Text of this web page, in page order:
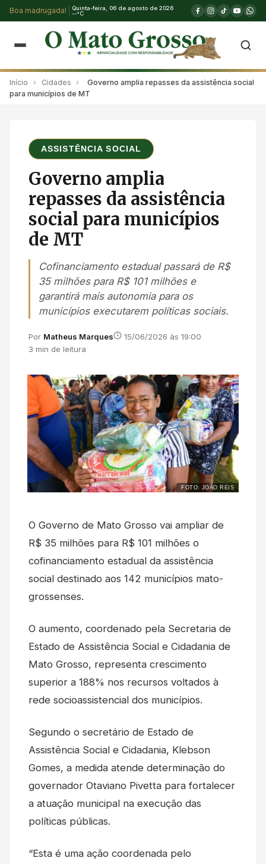
Boa madrugada!
Quinta-feira, 06 de agosto de 2026
--°C
Início › Cidades ›
Governo amplia repasses da assistência social
para municípios de MT
ASSISTÊNCIA SOCIAL
Governo amplia
repasses da assistência
social para municípios
de MT
Cofinanciamento estadual passará de R$
35 milhões para R$ 101 milhões e
garantirá mais autonomia para os
municípios executarem políticas sociais.
Por Matheus Marques
15/06/2026 às 19:00
3 min de leitura
FOTO: JOÃO REIS
O Governo de Mato Grosso vai ampliar de
R$ 35 milhões para R$ 101 milhões o
cofinanciamento estadual da assistência
social destinado aos 142 municípios mato-
grossenses.
O aumento, coordenado pela Secretaria de
Estado de Assistência Social e Cidadania de
Mato Grosso, representa crescimento
superior a 188% nos recursos voltados à
rede socioassistencial dos municípios.
Segundo o secretário de Estado de
Assistência Social e Cidadania, Klebson
Gomes, a medida atende determinação do
governador Otaviano Pivetta para fortalecer
a atuação municipal na execução das
políticas públicas.
“Esta é uma ação coordenada pelo